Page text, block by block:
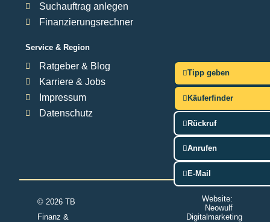
Tipp geben
Käuferfinder
Rückruf
Anrufen
E-Mail
Suchauftrag anlegen
Finanzierungsrechner
Service & Region
Ratgeber & Blog
Karriere & Jobs
Impressum
Datenschutz
© 2026 TB
Finanz &
Website:
Neowulf
Digitalmarketing